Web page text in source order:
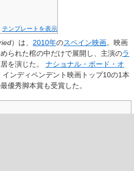
テンプレートを表示
）は、 2010年のスペイン映画。映画
られた棺の中だけで展開し、主演のラ
を演じた。 ナショナル・ボード・オ
インディペンデント映画トップ10の1本
優秀脚本賞も受賞した。